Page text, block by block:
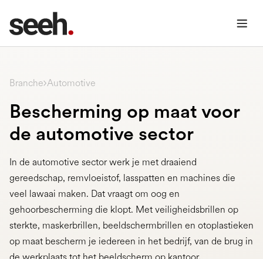
Branche Automotive
Bescherming op maat voor
de automotive sector
In de automotive sector werk je met draaiend
gereedschap, remvloeistof, lasspatten en machines die
veel lawaai maken. Dat vraagt om oog en
gehoorbescherming die klopt. Met veiligheidsbrillen op
sterkte, maskerbrillen, beeldschermbrillen en otoplastieken
op maat bescherm je iedereen in het bedrijf, van de brug in